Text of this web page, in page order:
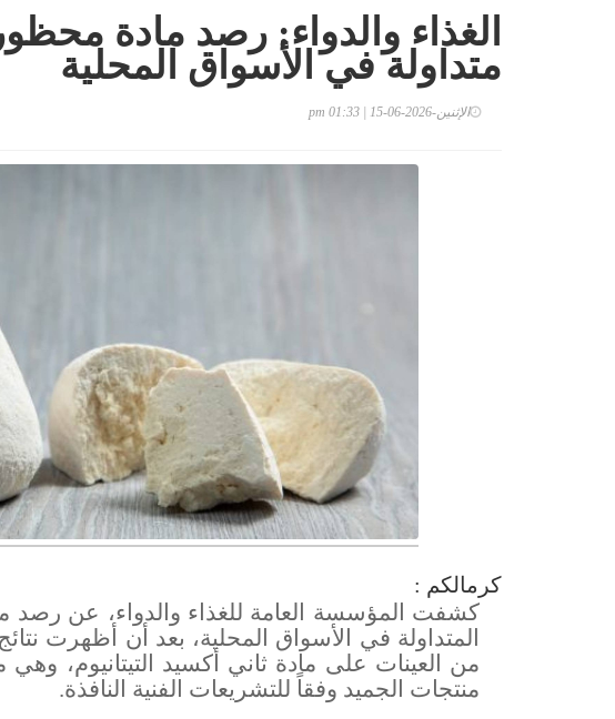
الغذاء والدواء: رصد مادة
متداولة في الأسواق المحلية
الإثنين-2026-06-15 | 01:33 pm
كرمالكم :
كشفت المؤسسة العامة للغذاء والدواء، عن
المتداولة في الأسواق المحلية، بعد أن أظهرت
من العينات على مادة ثاني أكسيد التيتانيوم،
منتجات الجميد وفقاً للتشريعات الفنية النافذة.